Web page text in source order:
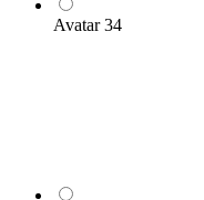
Avatar 34